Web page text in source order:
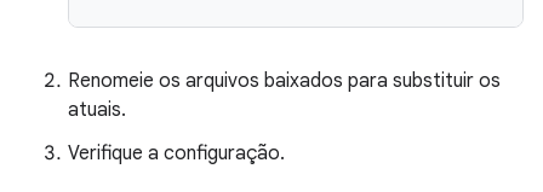
Renomeie os arquivos baixados para substituir os
atuais.
Verifique a configuração.